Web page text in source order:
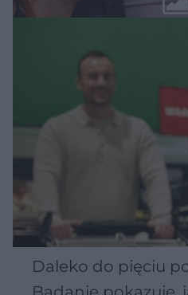
Daleko do pięciu